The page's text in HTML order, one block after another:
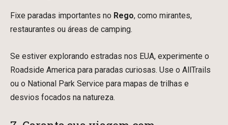
Fixe paradas importantes no Rego, como mirantes,
restaurantes ou áreas de camping.
Se estiver explorando estradas nos EUA, experimente o
Roadside America para paradas curiosas. Use o AllTrails
ou o National Park Service para mapas de trilhas e
desvios focados na natureza.